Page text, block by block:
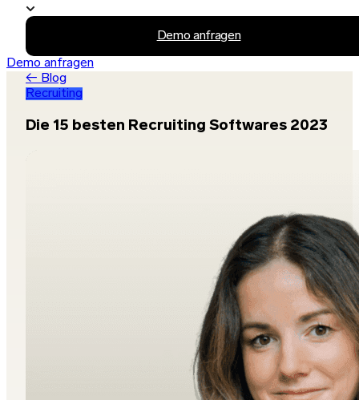
Demo anfragen
Demo anfragen
← Blog
Recruiting
Die 15 besten Recruiting Softwares 2023